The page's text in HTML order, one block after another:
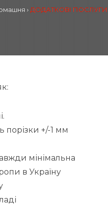
› ДОДАТКОВІ ПОСЛУГИ
порізки +/-1 мм
мінімальна
в Україну